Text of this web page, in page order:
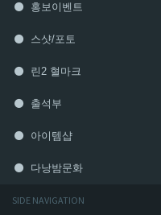
홍보이벤트
스샷/포토
린2 혈마크
출석부
아이템샵
다낭밤문화
SIDE NAVIGATION